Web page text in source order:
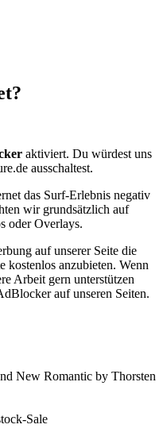
aktiviert. Du würdest uns
ausschaltest.
das Surf-Erlebnis negativ
wir grundsätzlich auf
oder Overlays.
auf unserer Seite die
anzubieten. Wenn
Arbeit gern unterstützen
auf unseren Seiten.
New Romantic by Thorsten
Sale